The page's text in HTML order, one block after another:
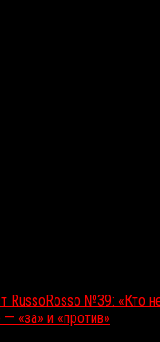
RussoRosso №39: «Кто
«за» и «против»